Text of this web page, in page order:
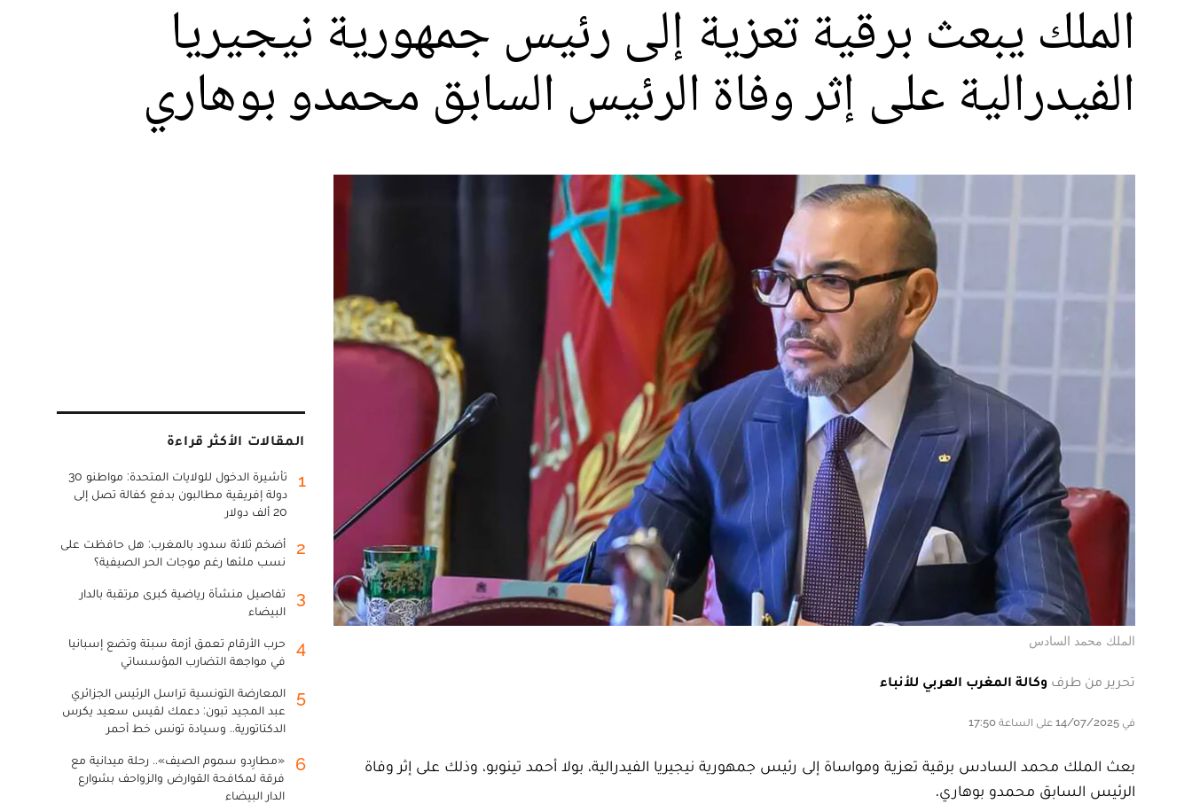
الملك يبعث برقية تعزية إلى رئيس جمهورية نيجيريا
الفيدرالية على إثر وفاة الرئيس السابق محمدو بوهاري
الملك محمد السادس
تحرير من طرف وكالة المغرب العربي للأنباء
في 14/07/2025 على الساعة 17:50
بعث الملك محمد السادس برقية تعزية ومواساة إلى رئيس جمهورية نيجيريا الفيدرالية، بولا أحمد تينوبو، وذلك على إثر وفاة
الرئيس السابق محمدو بوهاري.
المقالات الأكثر قراءة
1
تأشيرة الدخول للولايات المتحدة: مواطنو 30
دولة إفريقية مطالبون بدفع كفالة تصل إلى
20 ألف دولار
2
أضخم ثلاثة سدود بالمغرب: هل حافظت على
نسب ملئها رغم موجات الحر الصيفية؟
3
تفاصيل منشأة رياضية كبرى مرتقبة بالدار
البيضاء
4
حرب الأرقام تعمق أزمة سبتة وتضع إسبانيا
في مواجهة التضارب المؤسساتي
5
المعارضة التونسية تراسل الرئيس الجزائري
عبد المجيد تبون: دعمك لقيس سعيد يكرس
الدكتاتورية.. وسيادة تونس خط أحمر
6
«مطارِدو سموم الصيف».. رحلة ميدانية مع
فرقة لمكافحة القوارض والزواحف بشوارع
الدار البيضاء